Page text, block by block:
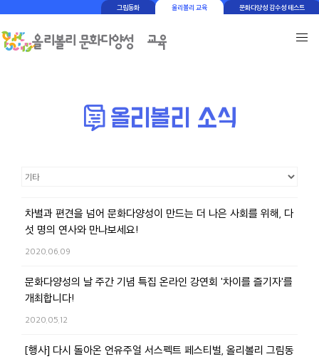
그림동화 올리볼리 교육 문화다양성 감수성 테스트
차별과 편견을 넘어 문화다양성이 만드는 더 나은 사회를 위해, 다
섯 명의 연사와 만나보세요!
2020.06.09
문화다양성의 날 주간 기념 특집 온라인 강연회 '차이를 즐기자'를
개최합니다!
2020.05.12
[행사] 다시 돌아온 언유주얼 서스펙트 페스티벌, 올리볼리 그림동